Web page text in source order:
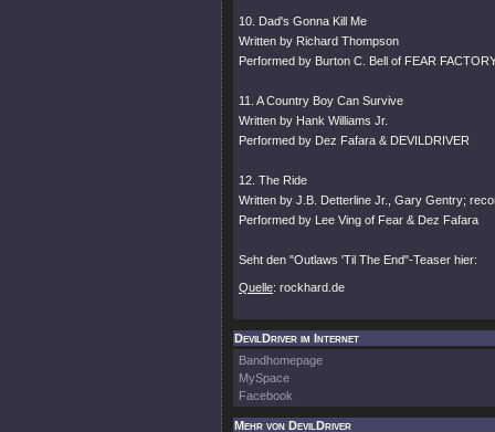
10. Dad's Gonna Kill Me
Written by Richard Thompson
Performed by Burton C. Bell of FEAR
11. A Country Boy Can Survive
Written by Hank Williams Jr.
Performed by Dez Fafara & DEVILDRIVER
12. The Ride
Written by J.B. Detterline Jr., Gary Gentry;
Performed by Lee Ving of Fear & Dez Fafara
Seht den "Outlaws 'Til The End"-Teaser hier:
Quelle: rockhard.de
DevilDriver im Internet
Bandhomepage
MySpace
Facebook
Mehr von DevilDriver